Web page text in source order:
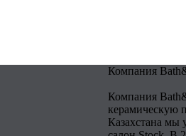
Компания
Компания
керамическую
Казахстана мы